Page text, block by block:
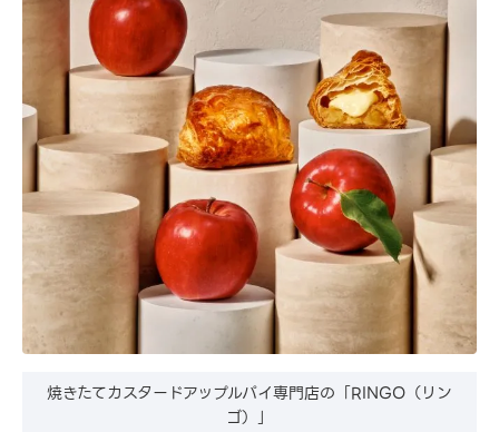
焼きたてカスタードアップルパイ専門店の「RINGO（リン
ゴ）」